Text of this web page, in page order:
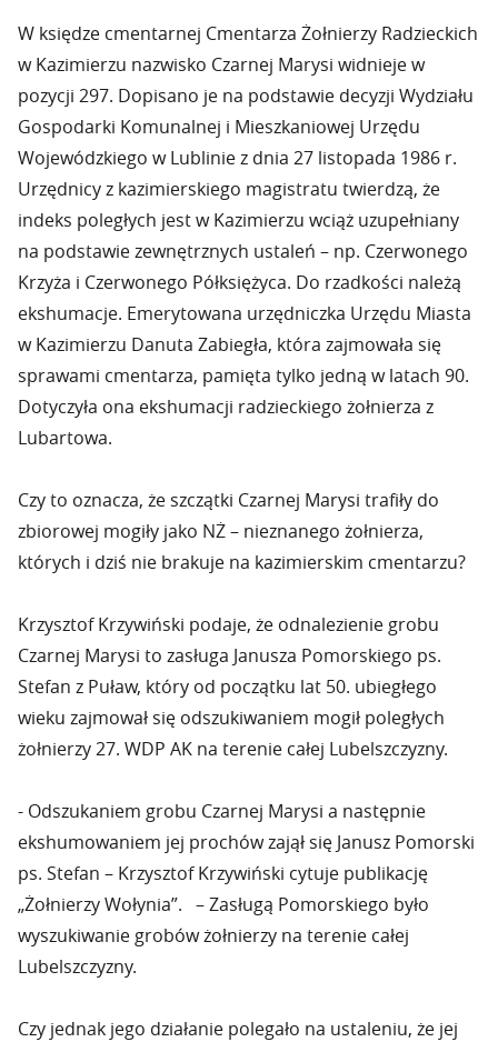
W księdze cmentarnej Cmentarza Żołnierzy Radzieckich
w Kazimierzu nazwisko Czarnej Marysi widnieje w
pozycji 297. Dopisano je na podstawie decyzji Wydziału
Gospodarki Komunalnej i Mieszkaniowej Urzędu
Wojewódzkiego w Lublinie z dnia 27 listopada 1986 r.
Urzędnicy z kazimierskiego magistratu twierdzą, że
indeks poległych jest w Kazimierzu wciąż uzupełniany
na podstawie zewnętrznych ustaleń – np. Czerwonego
Krzyża i Czerwonego Półksiężyca. Do rzadkości należą
ekshumacje. Emerytowana urzędniczka Urzędu Miasta
w Kazimierzu Danuta Zabiegła, która zajmowała się
sprawami cmentarza, pamięta tylko jedną w latach 90.
Dotyczyła ona ekshumacji radzieckiego żołnierza z
Lubartowa.
Czy to oznacza, że szczątki Czarnej Marysi trafiły do
zbiorowej mogiły jako NŻ – nieznanego żołnierza,
których i dziś nie brakuje na kazimierskim cmentarzu?
Krzysztof Krzywiński podaje, że odnalezienie grobu
Czarnej Marysi to zasługa Janusza Pomorskiego ps.
Stefan z Puław, który od początku lat 50. ubiegłego
wieku zajmował się odszukiwaniem mogił poległych
żołnierzy 27. WDP AK na terenie całej Lubelszczyzny.
- Odszukaniem grobu Czarnej Marysi a następnie
ekshumowaniem jej prochów zajął się Janusz Pomorski
ps. Stefan – Krzysztof Krzywiński cytuje publikację
„Żołnierzy Wołynia”. – Zasługą Pomorskiego było
wyszukiwanie grobów żołnierzy na terenie całej
Lubelszczyzny.
Czy jednak jego działanie polegało na ustaleniu, że jej